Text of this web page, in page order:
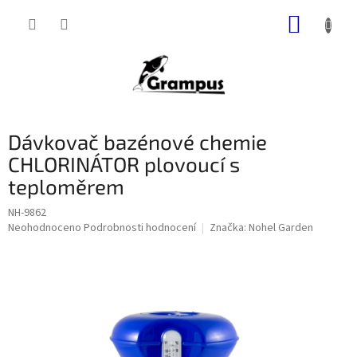
Dávkovač bazénové chemie
CHLORINÁTOR plovoucí s
teploměrem
NH-9862
Průměrné
Neohodnoceno Podrobnosti hodnocení Značka: Nohel Garden